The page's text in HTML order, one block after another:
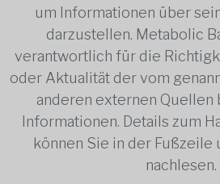
um Informationen über
darzustellen. Metabolic
verantwortlich für die
oder Aktualität der vom
anderen externen
Informationen. Details zum
können Sie in der
nachlesen.